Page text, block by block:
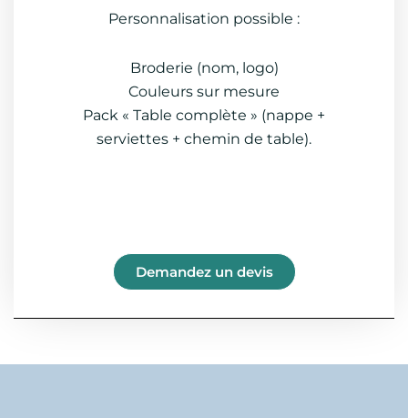
Personnalisation possible :
Broderie (nom, logo)
Couleurs sur mesure
Pack « Table complète » (nappe +
serviettes + chemin de table).
Demandez un devis